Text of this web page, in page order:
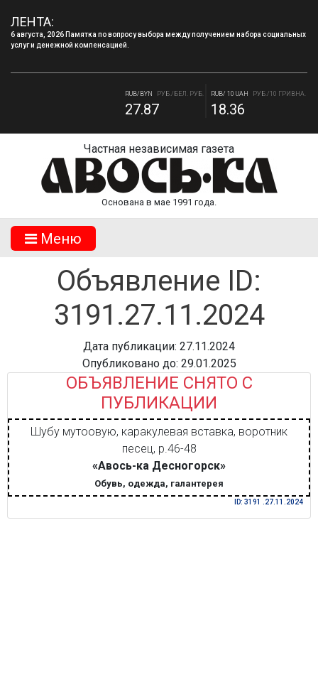
ЛЕНТА:
6 августа, 2026 Памятка по вопросу выбора между получением набора социальных
услуг и денежной компенсацией.
RUB/BYN РУБ./БЕЛ. РУБ.
27.87
RUB/ 10 UAH РУБ./10 ГРИВНА.
18.36
82.17 94.84
Частная независимая газета
Основана в мае 1991 года.
Mеню
Объявление ID:
3191.27.11.2024
Дата публикации: 27.11.2024
Опубликовано до: 29.01.2025
ОБЪЯВЛЕНИЕ СНЯТО С
ПУБЛИКАЦИИ
Шубу мутоовую, каракулевая вставка, воротник
песец, р.46-48
«Авось-ка Десногорск»
Обувь, одежда, галантерея
ID: 3191 .27.11.2024